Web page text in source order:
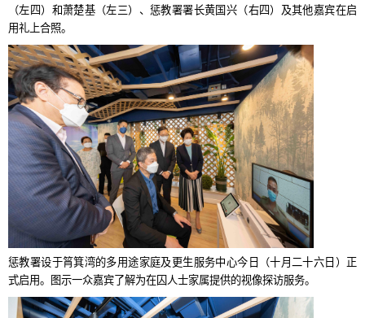
（左四）和萧楚基（左三）、惩教署署长黄国兴（右四）及其他嘉宾在启
用礼上合照。
惩教署设于筲箕湾的多用途家庭及更生服务中心今日（十月二十六日）正
式启用。图示一众嘉宾了解为在囚人士家属提供的视像探访服务。